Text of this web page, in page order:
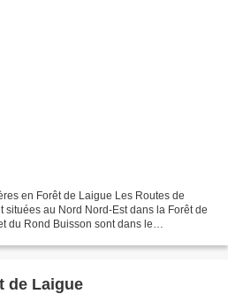
en Forêt de Laigue Les Routes de
situées au Nord Nord-Est dans la Forêt de
du Rond Buisson sont dans le
de Laigue